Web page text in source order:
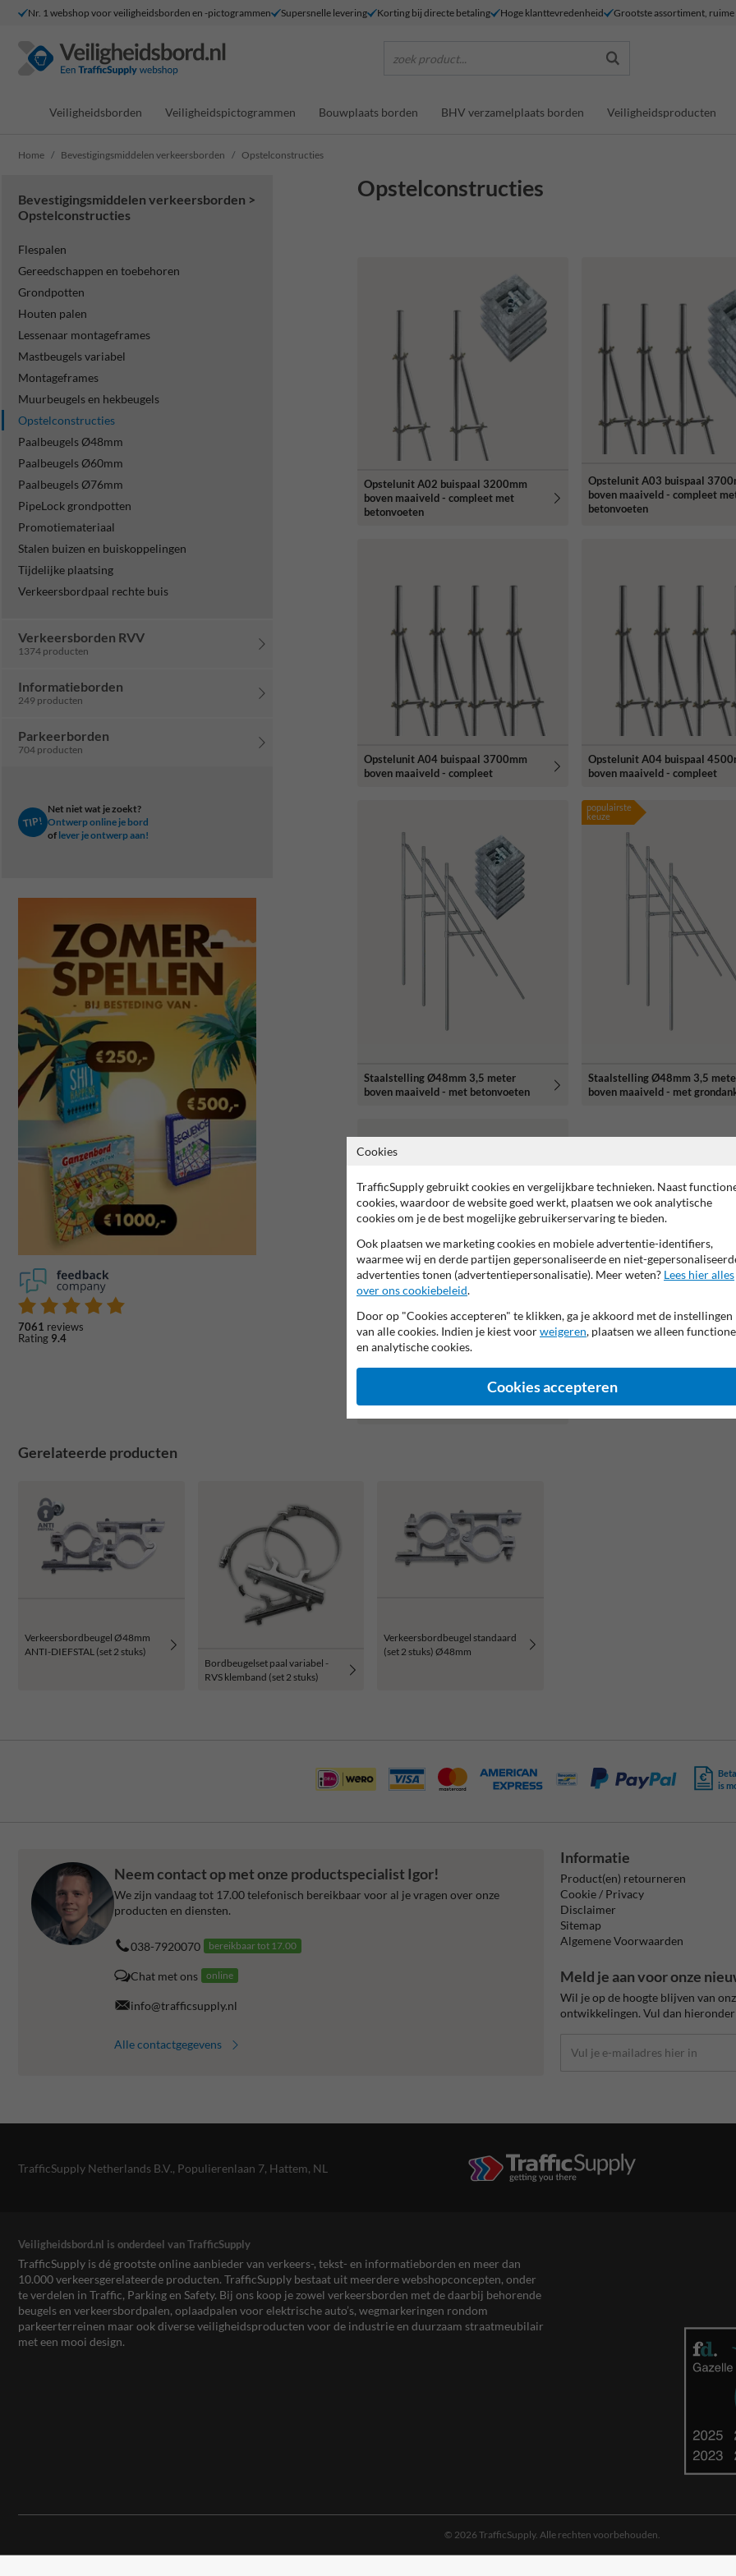
Nr. 1 webshop voor veiligheidsborden en -pictogrammen Supersnelle levering Korting bij directe betaling Hoge klanttevredenheid Grootste assortiment,
zoek product...
Veiligheidsborden Veiligheidspictogrammen Bouwplaats borden BHV verzamelplaats borden Veiligheidsproducten
Home Bevestigingsmiddelen verkeersborden Opstelconstructies
Bevestigingsmiddelen verkeersborden >
Opstelconstructies
Flespalen
Gereedschappen en toebehoren
Grondpotten
Houten palen
Lessenaar montageframes
Mastbeugels variabel
Montageframes
Muurbeugels en hekbeugels
Opstelconstructies
Paalbeugels Ø48mm
Paalbeugels Ø60mm
Paalbeugels Ø76mm
PipeLock grondpotten
Promotiemateriaal
Stalen buizen en buiskoppelingen
Tijdelijke plaatsing
Verkeersbordpaal rechte buis
Verkeersborden RVV
1374 producten
Informatieborden
249 producten
Parkeerborden
704 producten
TIP!
Net niet wat je zoekt?
Ontwerp online je bord
of lever je ontwerp aan!
7061 reviews
Rating 9.4
Opstelconstructies
Opstelunit A02 buispaal 3200mm
boven maaiveld - compleet met
betonvoeten
Opstelunit A03 buispaal
boven maaiveld - compleet
betonvoeten
Opstelunit A04 buispaal 3700mm
boven maaiveld - compleet
Opstelunit A04 buispaal
boven maaiveld - compleet
Staalstelling Ø48mm 3,5 meter
boven maaiveld - met betonvoeten
populairste
keuze
Staalstelling Ø48mm 3,5
boven maaiveld - met
Staalstelling Ø48mm 4,5 meter
Gerelateerde producten
Verkeersbordbeugel Ø48mm
ANTI-DIEFSTAL (set 2 stuks)
Bordbeugelset paal variabel -
RVS klemband (set 2 stuks)
Verkeersbordbeugel standaard
(set 2 stuks) Ø48mm
is
Neem contact op met onze productspecialist Igor!
We zijn vandaag tot 17.00 telefonisch bereikbaar voor al je vragen over onze
producten en diensten.
038-7920070 bereikbaar tot 17.00
Chat met ons online
info@trafficsupply.nl
Alle contactgegevens
Informatie
Product(en) retourneren
Cookie / Privacy
Disclaimer
Sitemap
Algemene Voorwaarden
Meld je aan voor onze
Wil je op de hoogte blijven van
ontwikkelingen. Vul dan
TrafficSupply Netherlands B.V., Populierenlaan 7, Hattem, NL
Veiligheidsbord.nl is onderdeel van TrafficSupply
TrafficSupply is dé grootste online aanbieder van verkeers-, tekst- en informatieborden en meer dan
10.000 verkeersgerelateerde producten. TrafficSupply bestaat uit meerdere webshopconcepten, onder
te verdelen in Traffic, Parking en Safety. Bij ons koop je zowel verkeersborden met de daarbij behorende
beugels en verkeersbordpalen, oplaadpalen voor elektrische auto’s, wegmarkeringen rondom
parkeerterreinen maar ook diverse veiligheidsproducten voor de industrie en duurzaam straatmeubilair
met een mooi design.
© 2026 TrafficSupply. Alle rechten voorbehouden.
Cookies
TrafficSupply gebruikt cookies en vergelijkbare technieken. Naast
cookies, waardoor de website goed werkt, plaatsen we ook analytische
cookies om je de best mogelijke gebruikerservaring te bieden.
Ook plaatsen we marketing cookies en mobiele advertentie-identifiers,
waarmee wij en derde partijen gepersonaliseerde en niet-
advertenties tonen (advertentiepersonalisatie). Meer weten? Lees hier alles
over ons cookiebeleid.
Door op "Cookies accepteren" te klikken, ga je akkoord met de instellingen
van alle cookies. Indien je kiest voorweigeren, plaatsen we alleen
en analytische cookies.
Cookies accepteren